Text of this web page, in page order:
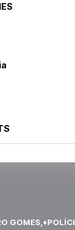
GOMES